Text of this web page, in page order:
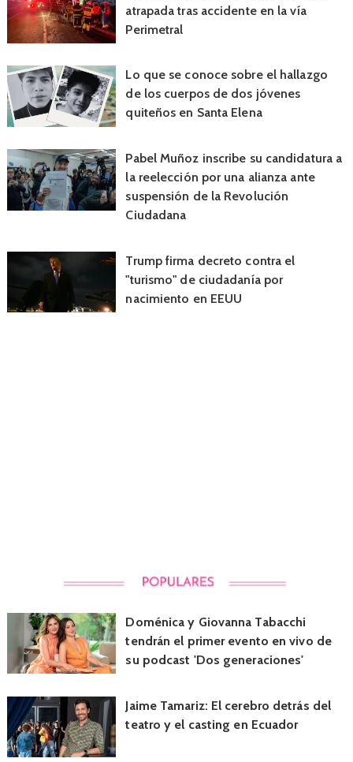
atrapada tras accidente en la vía
Perimetral
Lo que se conoce sobre el hallazgo
de los cuerpos de dos jóvenes
quiteños en Santa Elena
Pabel Muñoz inscribe su candidatura a
la reelección por una alianza ante
suspensión de la Revolución
Ciudadana
Trump firma decreto contra el
"turismo" de ciudadanía por
nacimiento en EEUU
Doménica y Giovanna Tabacchi
tendrán el primer evento en vivo de
su podcast 'Dos generaciones'
Jaime Tamariz: El cerebro detrás del
teatro y el casting en Ecuador